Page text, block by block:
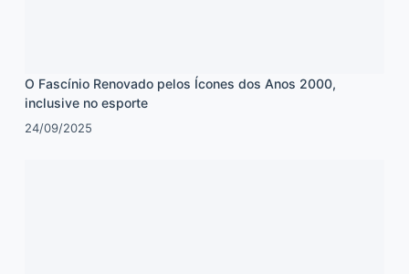
O Fascínio Renovado pelos Ícones dos Anos 2000,
inclusive no esporte
24/09/2025